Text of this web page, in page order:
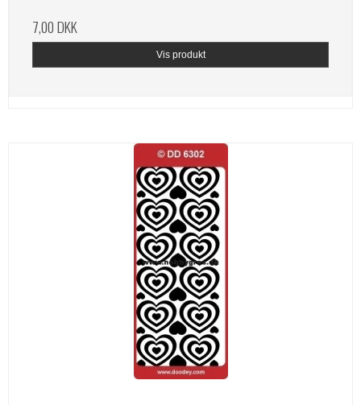
7,00 DKK
Vis produkt